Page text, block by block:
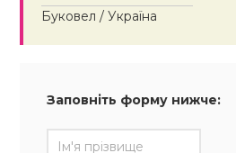
Буковел / Україна
Заповніть форму нижче: